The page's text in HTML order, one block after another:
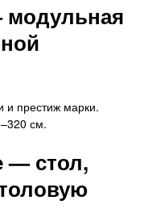
модульная
и престиж марки.
см.
— стол,